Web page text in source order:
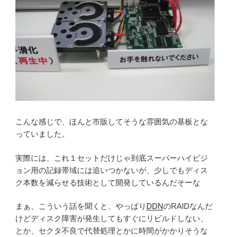
こんな感じで、ほんと市販してそうな雰囲気の基板とな
っていました。
実際には、これ１セットだけじゃ到底スーパーハイビジ
ョン用の記録帯域には追いつかないが、少しでもディス
ク本数を減らせる技術として開発しているんだそーな
まぁ、こういう話を聞くと、やっぱり DDNのRAIDなんだ
けどディスク障害が発生してもすぐにリビルドしない、
とか、セクタ不良で代替処理とかに時間がかかりそうな